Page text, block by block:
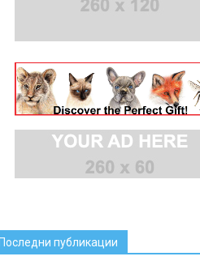
публикации